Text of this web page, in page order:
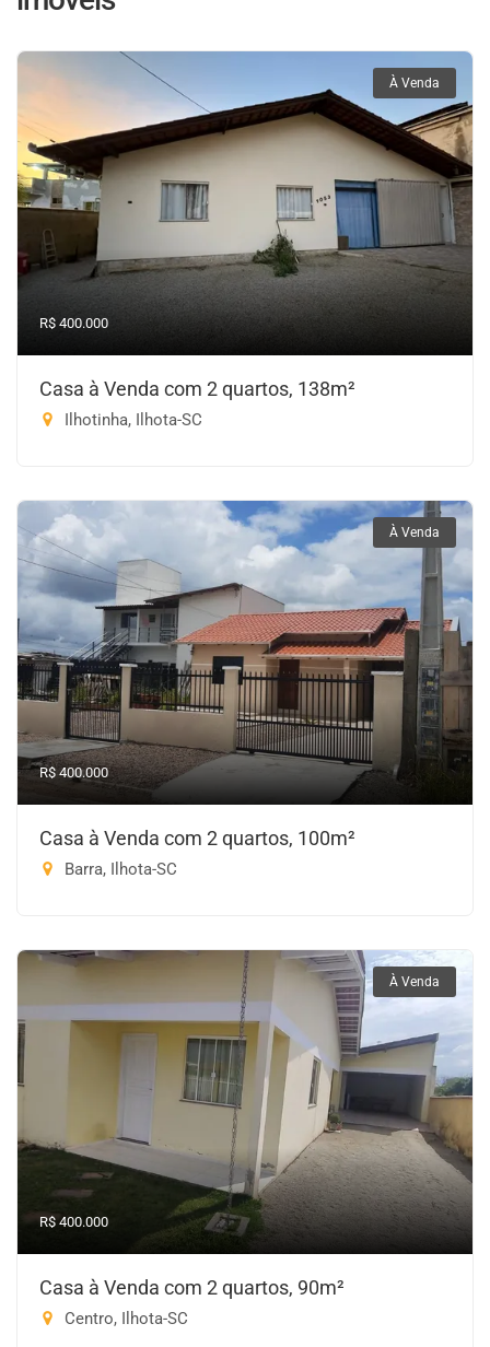
À Venda
R$ 400.000
Casa à Venda com 2 quartos, 138m²
Ilhotinha, Ilhota-SC
À Venda
R$ 400.000
Casa à Venda com 2 quartos, 100m²
Barra, Ilhota-SC
À Venda
R$ 400.000
Casa à Venda com 2 quartos, 90m²
Centro, Ilhota-SC